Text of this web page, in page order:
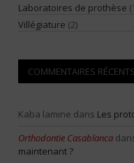
Laboratoires de prothèse
Villégiature (2)
COMMENTAIRES RÉCENTS
Kaba lamine dans Les
Orthodontie Casablanca
maintenant ?